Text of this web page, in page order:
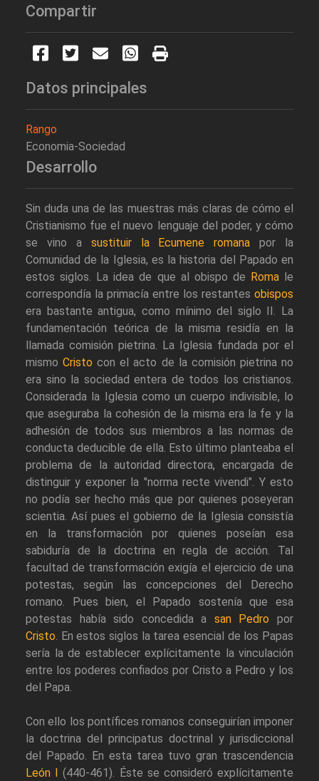
Compartir
Datos principales
Rango
Economia-Sociedad
Desarrollo
Sin duda una de las muestras más claras de cómo el
Cristianismo fue el nuevo lenguaje del poder, y cómo
se vino a sustituir la Ecumene romana por la
Comunidad de la Iglesia, es la historia del Papado en
estos siglos. La idea de que al obispo de Romale
correspondía la primacía entre los restantes obispos
era bastante antigua, como mínimo del siglo II. La
fundamentación teórica de la misma residía en la
llamada comisión pietrina. La Iglesia fundada por el
mismoCristo con el acto de la comisión pietrina no
era sino la sociedad entera de todos los cristianos.
Considerada la Iglesia como un cuerpo indivisible, lo
que aseguraba la cohesión de la misma era la fe y la
adhesión de todos sus miembros a las normas de
conducta deducible de ella. Esto último planteaba el
problema de la autoridad directora, encargada de
distinguir y exponer la "norma recte vivendi". Y esto
no podía ser hecho más que por quienes poseyeran
scientia. Así pues el gobierno de la Iglesia consistía
en la transformación por quienes poseían esa
sabiduría de la doctrina en regla de acción. Tal
facultad de transformación exigía el ejercicio de una
potestas, según las concepciones del Derecho
romano. Pues bien, el Papado sostenía que esa
potestas había sido concedida a san Pedro por
Cristo. En estos siglos la tarea esencial de los Papas
sería la de establecer explícitamente la vinculación
entre los poderes confiados por Cristo a Pedro y los
del Papa.
Con ello los pontífices romanos conseguirían imponer
la doctrina del principatus doctrinal y jurisdiccional
del Papado. En esta tarea tuvo gran trascendencia
León I
(440-461). Éste se consideró explícitamente